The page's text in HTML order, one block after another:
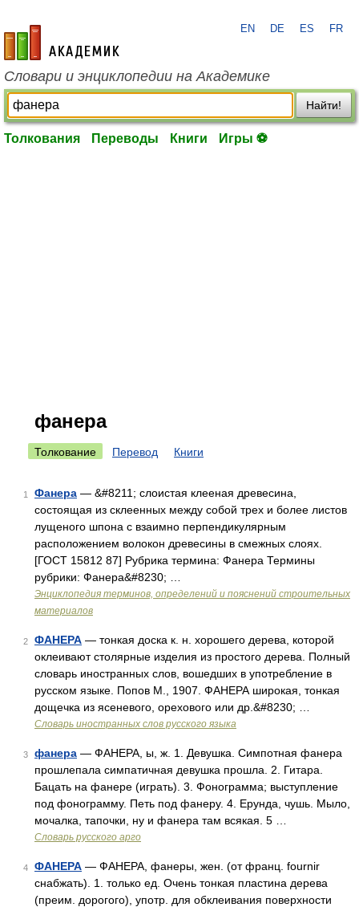
academic.ru
EN DE ES FR
Словари и энциклопедии на Академике
Найти!
Толкования Переводы Книги Игры ⚽
фанера
Толкование Перевод Книги
1 Фанера — &#8211; слоистая клееная древесина,
состоящая из склеенных между собой трех и более листов
лущеного шпона с взаимно перпендикулярным
расположением волокон древесины в смежных слоях.
[ГОСТ 15812 87] Рубрика термина: Фанера Термины
рубрики: Фанера&#8230; …
Энциклопедия терминов, определений и пояснений строительных
материалов
2 ФАНЕРА — тонкая доска к. н. хорошего дерева, которой
оклеивают столярные изделия из простого дерева. Полный
словарь иностранных слов, вошедших в употребление в
русском языке. Попов М., 1907. ФАНЕРА широкая, тонкая
дощечка из ясеневого, орехового или др.&#8230; …
Словарь иностранных слов русского языка
3 фанера — ФАНЕРА, ы, ж. 1. Девушка. Симпотная фанера
прошлепала симпатичная девушка прошла. 2. Гитара.
Бацать на фанере (играть). 3. Фонограмма; выступление
под фонограмму. Петь под фанеру. 4. Ерунда, чушь. Мыло,
мочалка, тапочки, ну и фанера там всякая. 5 …
Словарь русского арго
4 ФАНЕРА — ФАНЕРА, фанеры, жен. (от франц. fournir
снабжать). 1. только ед. Очень тонкая пластина дерева
(преим. дорогого), употр. для обклеивания поверхности